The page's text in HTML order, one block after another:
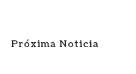
Próxima Noticia